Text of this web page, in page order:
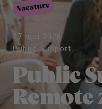
Alle vacatures
Vacature
27 mei 2026
Public Support
Public
Remote